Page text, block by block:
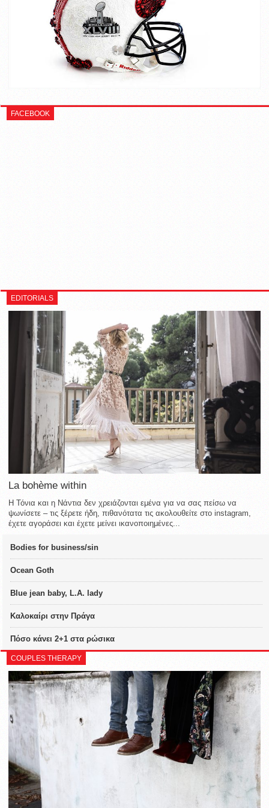
FACEBOOK
EDITORIALS
La bohème within
Η Τόνια και η Νάντια δεν χρειάζονται εμένα για να σας πείσω να
ψωνίσετε – τις ξέρετε ήδη, πιθανότατα τις ακολουθείτε στο instagram,
έχετε αγοράσει και έχετε μείνει ικανοποιημένες...
Bodies for business/sin
Ocean Goth
Blue jean baby, L.A. lady
Καλοκαίρι στην Πράγα
Πόσο κάνει 2+1 στα ρώσικα
COUPLES THERAPY